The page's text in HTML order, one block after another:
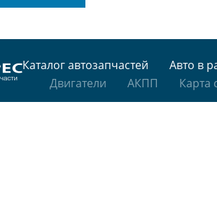
Каталог автозапчастей
Авто в
Двигатели
АКПП Карта